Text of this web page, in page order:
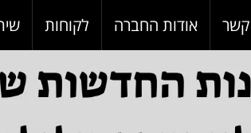
קשר אודות החברה לקוחות